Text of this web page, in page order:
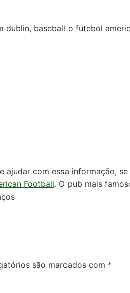
baseball o futebol
com essa informação,
Football. O pub mais
são marcados com *